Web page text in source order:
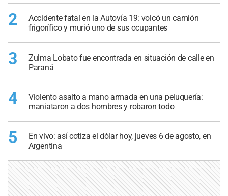
2
Accidente fatal en la Autovía 19: volcó un camión
frigorífico y murió uno de sus ocupantes
3
Zulma Lobato fue encontrada en situación de calle en
Paraná
4
Violento asalto a mano armada en una peluquería:
maniataron a dos hombres y robaron todo
5
En vivo: así cotiza el dólar hoy, jueves 6 de agosto, en
Argentina